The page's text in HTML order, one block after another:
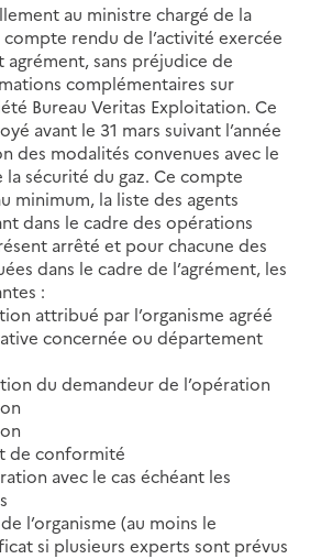
au ministre chargé de la
rendu de l’activité exercée
sans préjudice de
complémentaires sur
Bureau Veritas Exploitation. Ce
avant le 31 mars suivant l’année
des modalités convenues avec le
la sécurité du gaz. Ce compte
minimum, la liste des agents
dans le cadre des opérations
arrêté et pour chacune des
dans le cadre de l’agrément, les
:
attribué par l’organisme agréé
concernée ou département
du demandeur de l’opération
de conformité
avec le cas échéant les
l’organisme (au moins le
si plusieurs experts sont prévus